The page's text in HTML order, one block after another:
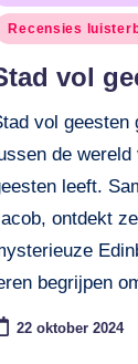
Recensies
vol
vol geesten
de wereld
leeft.
ontdekt
begrijpen
22 oktober 2024